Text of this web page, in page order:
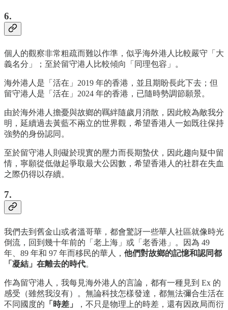
6.
個人的觀察非常粗疏而難以作準，似乎海外港人比較嚴守「大
義名分」；至於留守港人比較傾向「同理包容」。
海外港人是「活在」2019 年的香港，並且期盼長此下去；但
留守港人是「活在」2024 年的香港，已隨時勢調節願景。
由於海外港人擔憂與故鄉的羈絆隨歲月消散，因此較為敵我分
明，延續過去黃藍不兩立的世界觀，希望香港人一如既往保持
強勢的身份認同。
至於留守港人則礙於現實的壓力而長期蟄伏，因此趨向疑中留
情，寧願從低做起爭取最大公因數，希望香港人的社群在失血
之際仍得以存續。
7.
我們去到舊金山或者溫哥華，都會驚訝一些華人社區就像時光
倒流，回到幾十年前的「老上海」或「老香港」。因為 49
年、89 年和 97 年而移民的華人， 他們對故鄉的記憶和認同都
「凝結」在離去的時代。
作為留守港人，我每見海外港人的言論，都有一種見到 Ex 的
感受（雖然我沒有）。無論科技怎樣發達，都無法彌合生活在
不同國度的 「時差」
，不只是物理上的時差，還有因政局而衍